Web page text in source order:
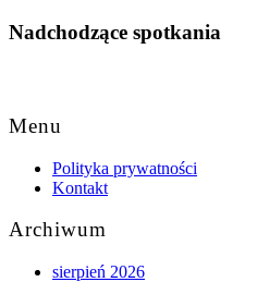
Nadchodzące spotkania
Top
Menu
Polityka prywatności
Kontakt
Archiwum
sierpień 2026